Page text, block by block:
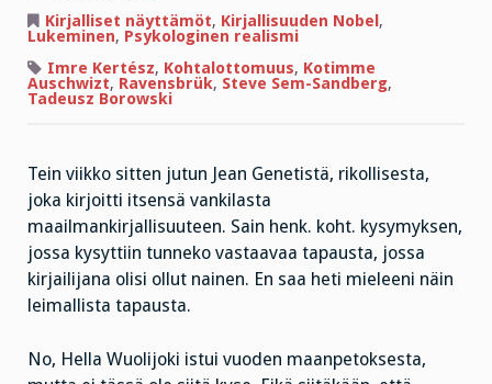
näkökulmaa
keskitysleiriltä
Kirjalliset näyttämöt, Kirjallisuuden Nobel ,
Lukeminen, Psykologinen realismi
Imre Kertész, Kohtalottomuus, Kotimme
Auschwizt, Ravensbrük, Steve Sem-Sandberg,
Tadeusz Borowski
Tein viikko sitten jutun Jean Genetistä, rikollisesta,
joka kirjoitti itsensä vankilasta
maailmankirjallisuuteen. Sain henk. koht. kysymyksen,
jossa kysyttiin tunneko vastaavaa tapausta, jossa
kirjailijana olisi ollut nainen. En saa heti mieleeni näin
leimallista tapausta.
No, Hella Wuolijoki istui vuoden maanpetoksesta,